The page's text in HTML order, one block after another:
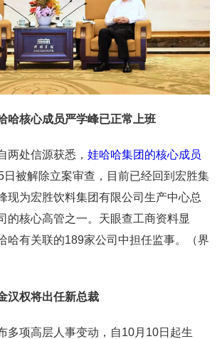
哈核心成员严学峰已正常上班
两处信源获悉， 娃哈哈集团的核心成员
日被解除立案审查，目前已经回到宏胜集
现为宏胜饮料集团有限公司生产中心总
的核心高管之一。天眼查工商资料显
哈有关联的189家公司中担任监事。（界
汉权将出任新总裁
多项高层人事变动，自10月10日起生